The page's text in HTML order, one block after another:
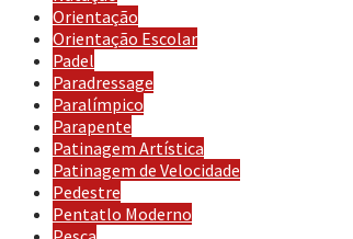
Orientação
Orientação Escolar
Padel
Paradressage
Paralímpico
Parapente
Patinagem Artística
Patinagem de Velocidade
Pedestre
Pentatlo Moderno